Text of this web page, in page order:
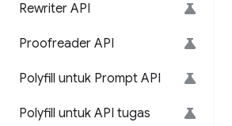
Rewriter API
Proofreader API
Polyfill untuk Prompt API
Polyfill untuk API tugas